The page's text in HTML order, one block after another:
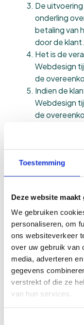
Toestemming
Deze website
We gebruiken
personaliseren, om
ons websiteverkeer
over uw gebruik van
media, adverteren
gegevens
verstrekt of die ze
van hun services.
De
onderling
betaling van
door de klant.
Het is de
Webdesign
de
Indien de
Webdesign
de
extra
Vrijwaring
De klant vrijwaart
Webdesign
Klachten
De klant
product of
dienst niet